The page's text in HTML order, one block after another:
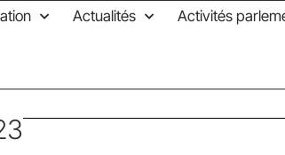
Actualités Activités